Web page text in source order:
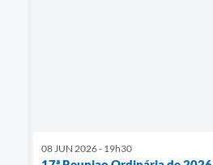
08 JUN 2026 - 19h30